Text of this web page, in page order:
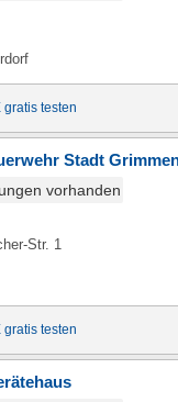
gratis testen
Stadt
vorhanden
Str. 1
gratis testen